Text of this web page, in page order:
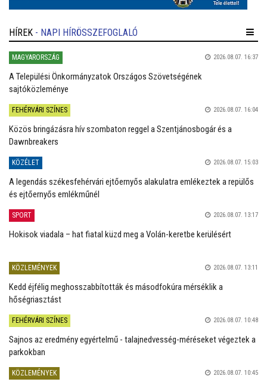
HÍREK - NAPI HÍRÖSSZEFOGLALÓ
MAGYARORSZÁG 2026.08.07. 16:37
A Települési Önkormányzatok Országos Szövetségének
sajtóközleménye
FEHÉRVÁRI SZÍNES 2026.08.07. 16:04
Közös bringázásra hív szombaton reggel a Szentjánosbogár és a
Dawnbreakers
KÖZÉLET 2026.08.07. 15:03
A legendás székesfehérvári ejtőernyős alakulatra emlékeztek a repülős
és ejtőernyős emlékműnél
SPORT 2026.08.07. 13:17
Hokisok viadala – hat fiatal küzd meg a Volán-keretbe kerülésért
KÖZLEMÉNYEK 2026.08.07. 13:11
Kedd éjfélig meghosszabbították és másodfokúra mérséklik a
hőségriasztást
FEHÉRVÁRI SZÍNES 2026.08.07. 10:48
Sajnos az eredmény egyértelmű - talajnedvesség-méréseket végeztek a
parkokban
KÖZLEMÉNYEK 2026.08.07. 10:45